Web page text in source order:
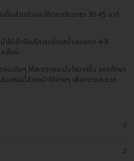
เป็นส่วนตัวและใช้เวลาประมาณ 30-45 นาที
ให้เข้ารับบริการอย่างสม่ำเสมอทุก 4-8
รั้งค่ะ
นเดิมๆ ให้สะดวกและมั่นใจมากขึ้น ลองศึกษา
แกรมนี้ล่วงหน้าได้ง่ายๆ เพื่อความสะดวก